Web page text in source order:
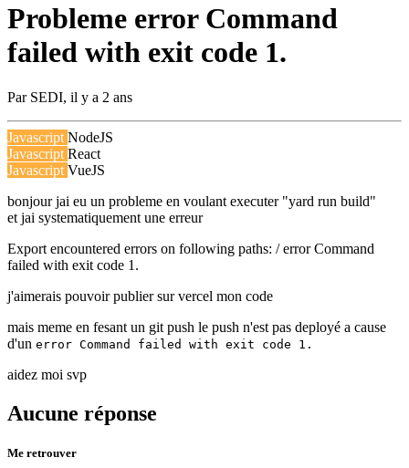
Probleme error Command
failed with exit code 1.
Par SEDI, il y a 2 ans
Javascript NodeJS
Javascript React
Javascript VueJS
bonjour jai eu un probleme en voulant executer "yard run build"
et jai systematiquement une erreur
Export encountered errors on following paths: / error Command
failed with exit code 1.
j'aimerais pouvoir publier sur vercel mon code
mais meme en fesant un git push le push n'est pas deployé a cause
d'un error Command failed with exit code 1.
aidez moi svp
Aucune réponse
Me retrouver